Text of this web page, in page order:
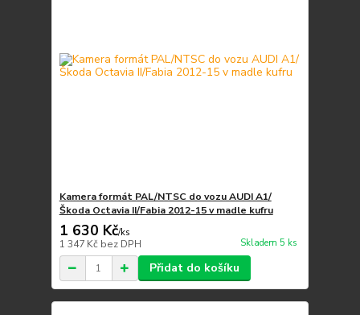
Kamera formát PAL/NTSC do vozu AUDI A1/
Škoda Octavia II/Fabia 2012-15 v madle kufru
1 630 Kč/ks
1 347 Kč bez DPH Skladem 5 ks
Přidat do košíku